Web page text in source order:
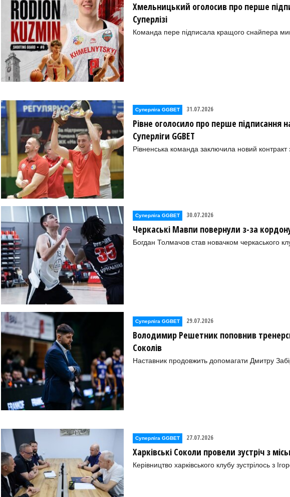
Хмельницький оголосив про перше
Суперлізі
Команда пере підписала кращого снайпера
Суперліга GGBET 31.07.2026
Рівне оголосило про перше підписання
Суперліги GGBET
Рівненська команда заключила новий контракт
Суперліга GGBET 30.07.2026
Черкаські Мавпи повернули з-за
Богдан Толмачов став новачком черкаського
Суперліга GGBET 29.07.2026
Володимир Решетник поповнив
Соколів
Наставник продовжить допомагати Дмитру
Суперліга GGBET 27.07.2026
Харківські Соколи провели зустріч з
Керівництво харківського клубу зустрілось з